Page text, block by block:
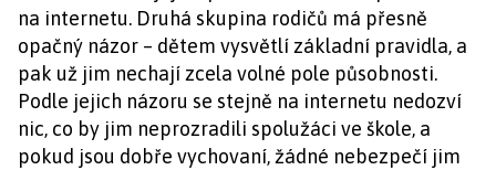
na internetu. Druhá skupina rodičů má přesně
opačný názor – dětem vysvětlí základní pravidla, a
pak už jim nechají zcela volné pole působnosti.
Podle jejich názoru se stejně na internetu nedozví
nic, co by jim neprozradili spolužáci ve škole, a
pokud jsou dobře vychovaní, žádné nebezpečí jim